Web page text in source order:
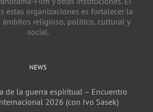
estas organizaciones es fortalecer la
ámbitos religioso, político, cultural y
social.
NEWS
de la guerra espiritual – Encuentro
2026 (con Ivo Sasek)